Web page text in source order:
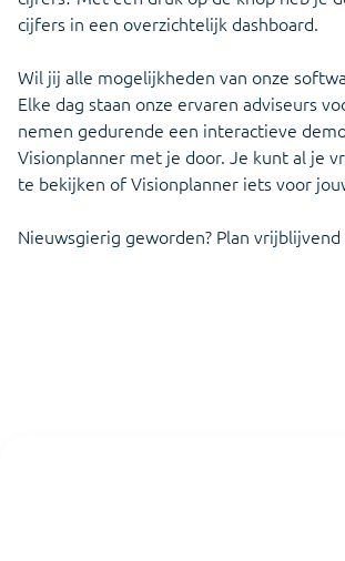
cijfers in een overzichtelijk dashboard.
Wil jij alle mogelijkheden van onze
Elke dag staan onze ervaren adviseurs
nemen gedurende een interactieve
Visionplanner met je door. Je kunt al je
te bekijken of Visionplanner iets voor
Nieuwsgierig geworden? Plan vrijblijvend